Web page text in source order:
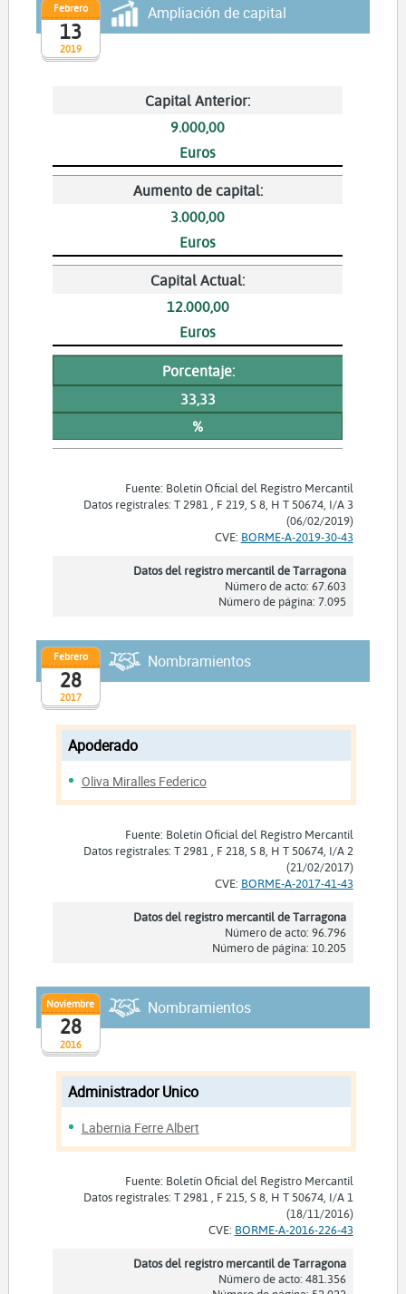
2019
Febrero
13
Ampliación de capital
Capital Anterior:
9.000,00
Euros
Aumento de capital:
3.000,00
Euros
Capital Actual:
12.000,00
Euros
Porcentaje:
33,33
%
Fuente: Boletín Oficial del Registro Mercantil
Datos registrales: T 2981 , F 219, S 8, H T 50674, I/A 3
(06/02/2019)
CVE: BORME-A-2019-30-43
Datos del registro mercantil de Tarragona
Número de acto: 67.603
Número de página: 7.095
2017
Febrero
28
Nombramientos
Apoderado
Oliva Miralles Federico
Fuente: Boletín Oficial del Registro Mercantil
Datos registrales: T 2981 , F 218, S 8, H T 50674, I/A 2
(21/02/2017)
CVE: BORME-A-2017-41-43
Datos del registro mercantil de Tarragona
Número de acto: 96.796
Número de página: 10.205
2016
Noviembre
28
Nombramientos
Administrador Unico
Labernia Ferre Albert
Fuente: Boletín Oficial del Registro Mercantil
Datos registrales: T 2981 , F 215, S 8, H T 50674, I/A 1
(18/11/2016)
CVE: BORME-A-2016-226-43
Datos del registro mercantil de Tarragona
Número de acto: 481.356